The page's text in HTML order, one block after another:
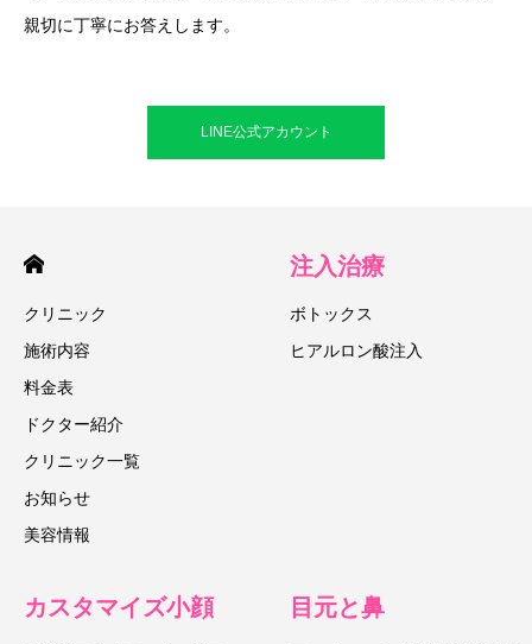
親切に丁寧にお答えします。
LINE公式アカウント
クリニック
施術内容
料金表
ドクター紹介
クリニック一覧
お知らせ
美容情報
注入治療
ボトックス
ヒアルロン酸注入
カスタマイズ小顔 目元と鼻